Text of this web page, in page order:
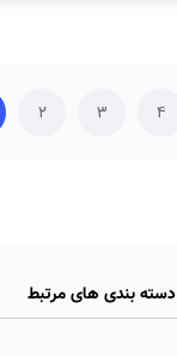
۴ ۳ ۲
دسته بندی های مرتبط